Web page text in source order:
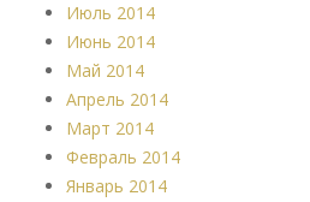
Июль 2014
Июнь 2014
Май 2014
Апрель 2014
Март 2014
Февраль 2014
Январь 2014